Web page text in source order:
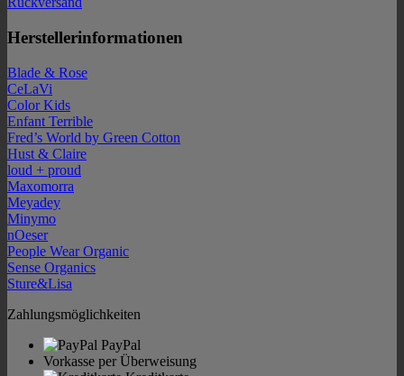
Herstellerinformationen
Blade & Rose
CeLaVi
Color Kids
Enfant Terrible
Fred’s World by Green Cotton
Hust & Claire
loud + proud
Maxomorra
Meyadey
Minymo
nOeser
People Wear Organic
Sense Organics
Sture&Lisa
Zahlungsmöglichkeiten
PayPal
Vorkasse per Überweisung